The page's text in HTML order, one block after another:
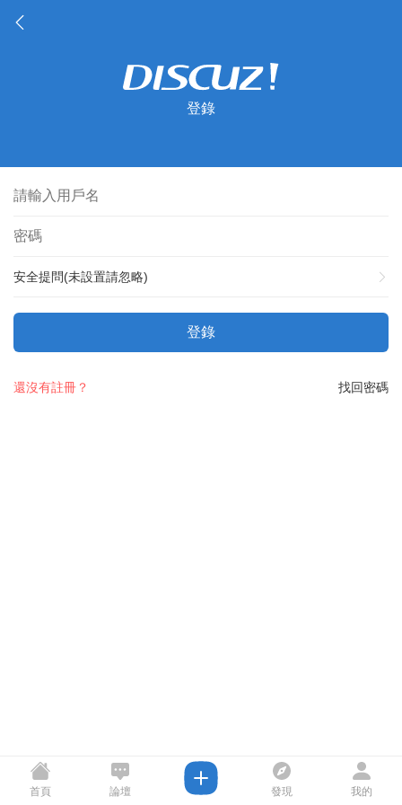
登錄
安全提問(未設置請忽略)
登錄
找回密碼
還沒有註冊？
首頁 論壇 發現 我的